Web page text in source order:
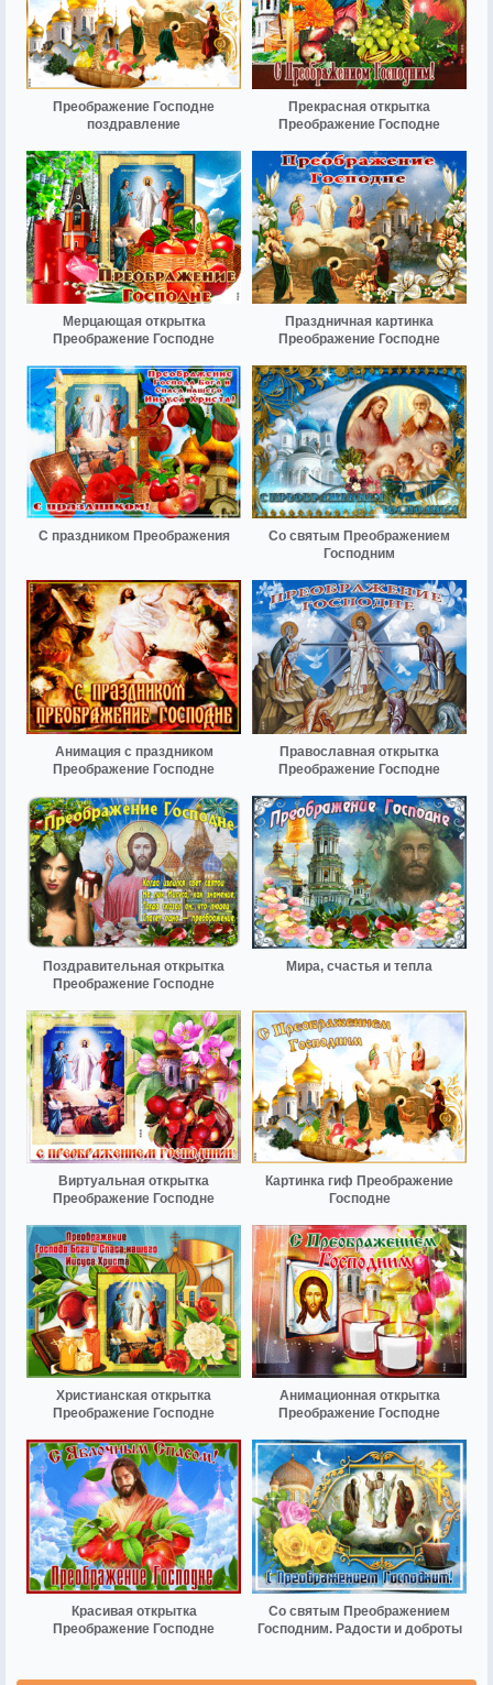
Преображение Господне
поздравление
Прекрасная открытка
Преображение Господне
Мерцающая открытка
Преображение Господне
Праздничная картинка
Преображение Господне
С праздником Преображения
Со святым Преображением
Господним
Анимация с праздником
Преображение Господне
Православная открытка
Преображение Господне
Поздравительная открытка
Преображение Господне
Мира, счастья и тепла
Виртуальная открытка
Преображение Господне
Картинка гиф Преображение
Господне
Христианская открытка
Преображение Господне
Анимационная открытка
Преображение Господне
Красивая открытка
Преображение Господне
Со святым Преображением
Господним. Радости и доброты